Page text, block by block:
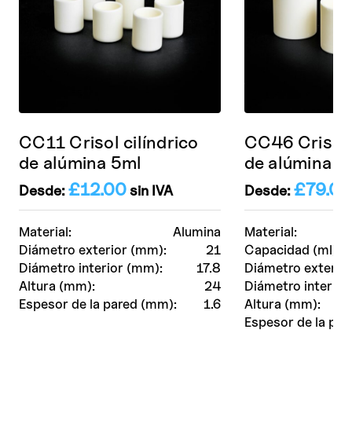
Material:
Alumina
Diámetro exterior (mm):
21
Diámetro interior (mm):
17.8
Altura (mm):
24
Espesor de la pared (mm):
1.6
CC11 Crisol cilíndrico
de alúmina 5ml
Desde:£12.00sin IVA
Material:
Capacidad (ml):
Diámetro
Diámetro interior
Altura (mm):
Espesor de la
CC46
de alúmina
Desde:£79.00